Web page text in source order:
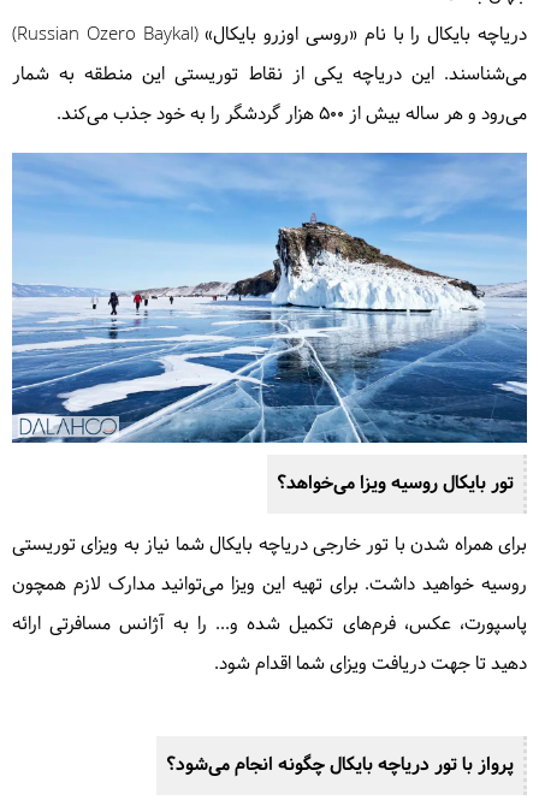
دریاچه بایکال را با نام «روسی اوزرو بایکال» (Russian Ozero Baykal)
می‌شناسند. این دریاچه یکی از نقاط توریستی این منطقه به شمار
می‌رود و هر ساله بیش از ۵۰۰ هزار گردشگر را به خود جذب می‌کند.
تور بایکال روسیه ویزا می‌خواهد؟
برای همراه شدن با تور خارجی دریاچه بایکال شما نیاز به ویزای توریستی
روسیه خواهید داشت. برای تهیه این ویزا می‌توانید مدارک لازم همچون
پاسپورت، عکس، فرم‌های تکمیل شده و... را به آژانس مسافرتی ارائه
دهید تا جهت دریافت ویزای شما اقدام شود.
پرواز با تور دریاچه بایکال چگونه انجام می‌شود؟